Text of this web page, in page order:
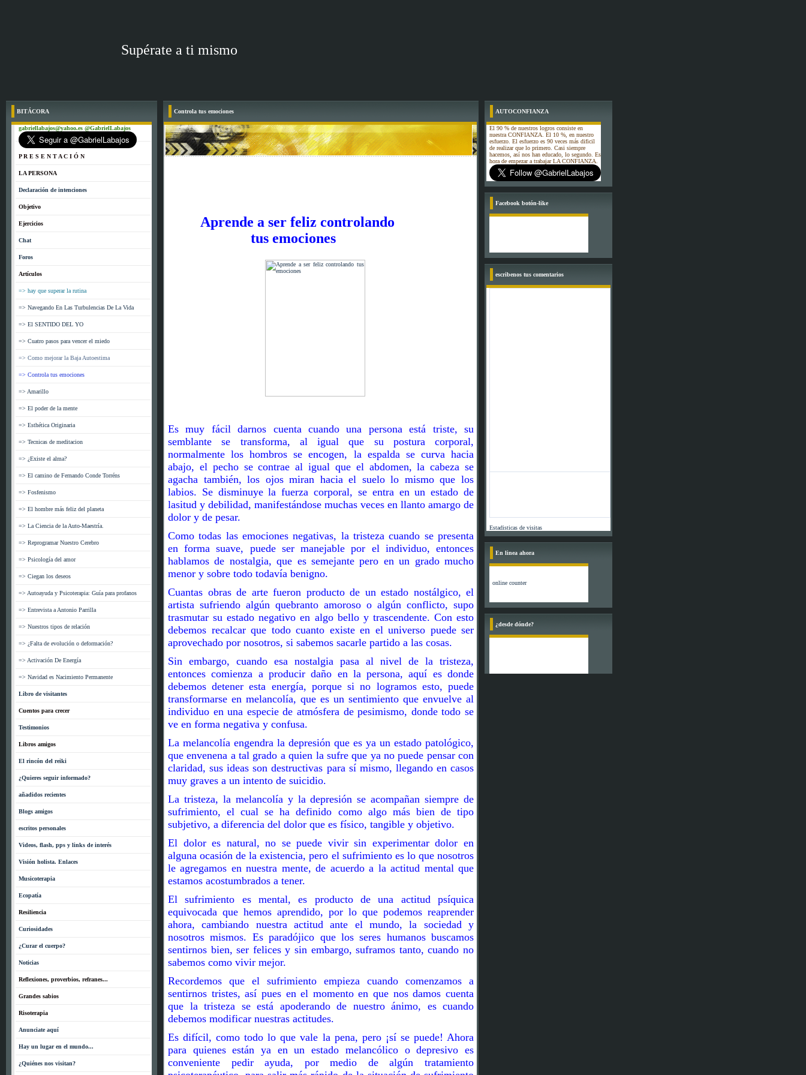
Supérate a ti mismo
BITÁCORA
gabriellabajos@yahoo.es @GabrielLabajos
P R E S E N T A C I Ó N
LA PERSONA
Declaración de intenciones
Objetivo
Ejercicios
Chat
Foros
Artículos
=> hay que superar la rutina
=> Navegando En Las Turbulencias De La Vida
=> El SENTIDO DEL YO
=> Cuatro pasos para vencer el miedo
=> Como mejorar la Baja Autoestima
=> Controla tus emociones
=> Amarillo
=> El poder de la mente
=> Esthética Originaria
=> Tecnicas de meditacion
=> ¿Existe el alma?
=> El camino de Fernando Conde Torréns
=> Fosfenismo
=> El hombre más feliz del planeta
=> La Ciencia de la Auto-Maestría.
=> Reprogramar Nuestro Cerebro
=> Psicología del amor
=> Ciegan los deseos
=> Autoayuda y Psicoterapia: Guía para profanos
=> Entrevista a Antonio Parrilla
=> Nuestros tipos de relación
=> ¿Falta de evolución o deformación?
=> Activación De Energía
=> Navidad es Nacimiento Permanente
Libro de visitantes
Cuentos para crecer
Testimonios
Libros amigos
El rincón del reiki
¿Quieres seguir informado?
añadidos recientes
Blogs amigos
escritos personales
Videos, flash, pps y links de interés
Visión holista. Enlaces
Musicoterapia
Ecopatía
Resiliencia
Curiosidades
¿Curar el cuerpo?
Noticias
Reflexiones, proverbios, refranes...
Grandes sabios
Risoterapia
Anunciate aquí
Hay un lugar en el mundo...
¿Quiénes nos visitan?
Controla tus emociones
Aprende a ser feliz controlando
tus emociones
Es muy fácil darnos cuenta cuando una persona está triste, su
semblante se transforma, al igual que su postura corporal,
normalmente los hombros se encogen, la espalda se curva hacia
abajo, el pecho se contrae al igual que el abdomen, la cabeza se
agacha también, los ojos miran hacia el suelo lo mismo que los
labios. Se disminuye la fuerza corporal, se entra en un estado de
lasitud y debilidad, manifestándose muchas veces en llanto amargo de
dolor y de pesar.
Como todas las emociones negativas, la tristeza cuando se presenta
en forma suave, puede ser manejable por el individuo, entonces
hablamos de nostalgia, que es semejante pero en un grado mucho
menor y sobre todo todavía benigno.
Cuantas obras de arte fueron producto de un estado nostálgico, el
artista sufriendo algún quebranto amoroso o algún conflicto, supo
trasmutar su estado negativo en algo bello y trascendente. Con esto
debemos recalcar que todo cuanto existe en el universo puede ser
aprovechado por nosotros, si sabemos sacarle partido a las cosas.
Sin embargo, cuando esa nostalgia pasa al nivel de la tristeza,
entonces comienza a producir daño en la persona, aquí es donde
debemos detener esta energía, porque si no logramos esto, puede
transformarse en melancolía, que es un sentimiento que envuelve al
individuo en una especie de atmósfera de pesimismo, donde todo se
ve en forma negativa y confusa.
La melancolía engendra la depresión que es ya un estado patológico,
que envenena a tal grado a quien la sufre que ya no puede pensar con
claridad, sus ideas son destructivas para sí mismo, llegando en casos
muy graves a un intento de suicidio.
La tristeza, la melancolía y la depresión se acompañan siempre de
sufrimiento, el cual se ha definido como algo más bien de tipo
subjetivo, a diferencia del dolor que es físico, tangible y objetivo.
El dolor es natural, no se puede vivir sin experimentar dolor en
alguna ocasión de la existencia, pero el sufrimiento es lo que nosotros
le agregamos en nuestra mente, de acuerdo a la actitud mental que
estamos acostumbrados a tener.
El sufrimiento es mental, es producto de una actitud psíquica
equivocada que hemos aprendido, por lo que podemos reaprender
ahora, cambiando nuestra actitud ante el mundo, la sociedad y
nosotros mismos. Es paradójico que los seres humanos buscamos
sentirnos bien, ser felices y sin embargo, suframos tanto, cuando no
sabemos como vivir mejor.
Recordemos que el sufrimiento empieza cuando comenzamos a
sentirnos tristes, así pues en el momento en que nos damos cuenta
que la tristeza se está apoderando de nuestro ánimo, es cuando
debemos modificar nuestras actitudes.
Es difícil, como todo lo que vale la pena, pero ¡sí se puede! Ahora
para quienes están ya en un estado melancólico o depresivo es
conveniente pedir ayuda, por medio de algún tratamiento
AUTOCONFIANZA
El 90 % de nuestros logros consiste en
nuestra CONFIANZA. El 10 %, en nuestro
esfuerzo. El esfuerzo es 90 veces más dificil
de realizar que lo primero. Casi siempre
hacemos, así nos han educado, lo segundo. Es
hora de empezar a trabajar LA CONFIANZA.
Facebook botón-like
escribenos tus comentarios
Estadisticas de visitas
En linea ahora
¿desde dónde?